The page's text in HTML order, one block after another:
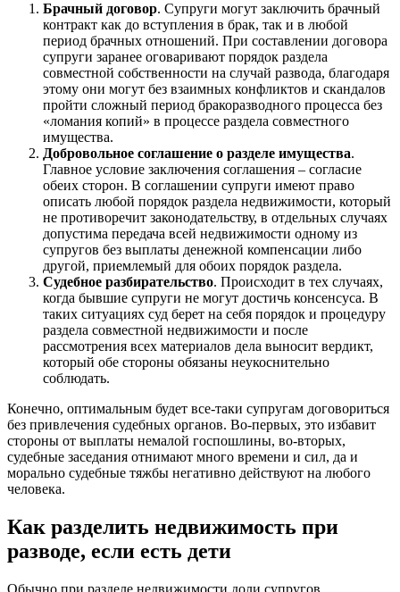
Брачный договор. Супруги могут заключить брачный
контракт как до вступления в брак, так и в любой
период брачных отношений. При составлении договора
супруги заранее оговаривают порядок раздела
совместной собственности на случай развода, благодаря
этому они могут без взаимных конфликтов и скандалов
пройти сложный период бракоразводного процесса без
«ломания копий» в процессе раздела совместного
имущества.
Добровольное соглашение о разделе имущества.
Главное условие заключения соглашения – согласие
обеих сторон. В соглашении супруги имеют право
описать любой порядок раздела недвижимости, который
не противоречит законодательству, в отдельных случаях
допустима передача всей недвижимости одному из
супругов без выплаты денежной компенсации либо
другой, приемлемый для обоих порядок раздела.
Судебное разбирательство. Происходит в тех случаях,
когда бывшие супруги не могут достичь консенсуса. В
таких ситуациях суд берет на себя порядок и процедуру
раздела совместной недвижимости и после
рассмотрения всех материалов дела выносит вердикт,
который обе стороны обязаны неукоснительно
соблюдать.
Конечно, оптимальным будет все-таки супругам договориться
без привлечения судебных органов. Во-первых, это избавит
стороны от выплаты немалой госпошлины, во-вторых,
судебные заседания отнимают много времени и сил, да и
морально судебные тяжбы негативно действуют на любого
человека.
Как разделить недвижимость при
разводе, если есть дети
Обычно при разделе недвижимости доли супругов